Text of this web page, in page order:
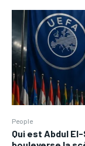
People
Qui est Abdul